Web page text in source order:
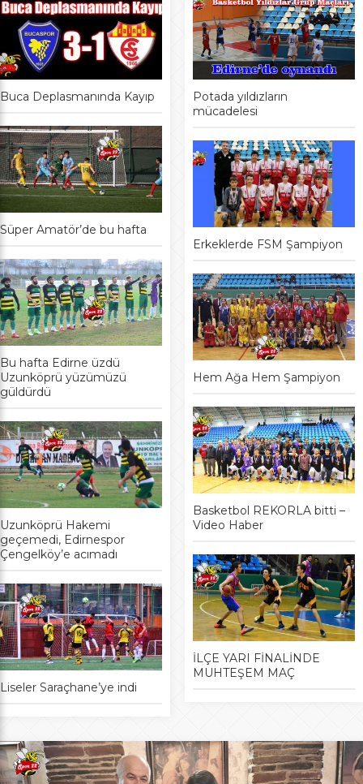
Buca Deplasmanında Kayıp
Süper Amatör’de bu hafta
Bu hafta Edirne üzdü
Uzunköprü yüzümüzü
güldürdü
Uzunköprü Hakemi
geçemedi, Edirnespor
Çengelköy’e acımadı
Liseler Saraçhane’ye indi
Potada yıldızların
mücadelesi
Erkeklerde FSM Şampiyon
Hem Ağa Hem Şampiyon
Basketbol REKORLA bitti –
Video Haber
İLÇE YARI FİNALİNDE
MUHTEŞEM MAÇ